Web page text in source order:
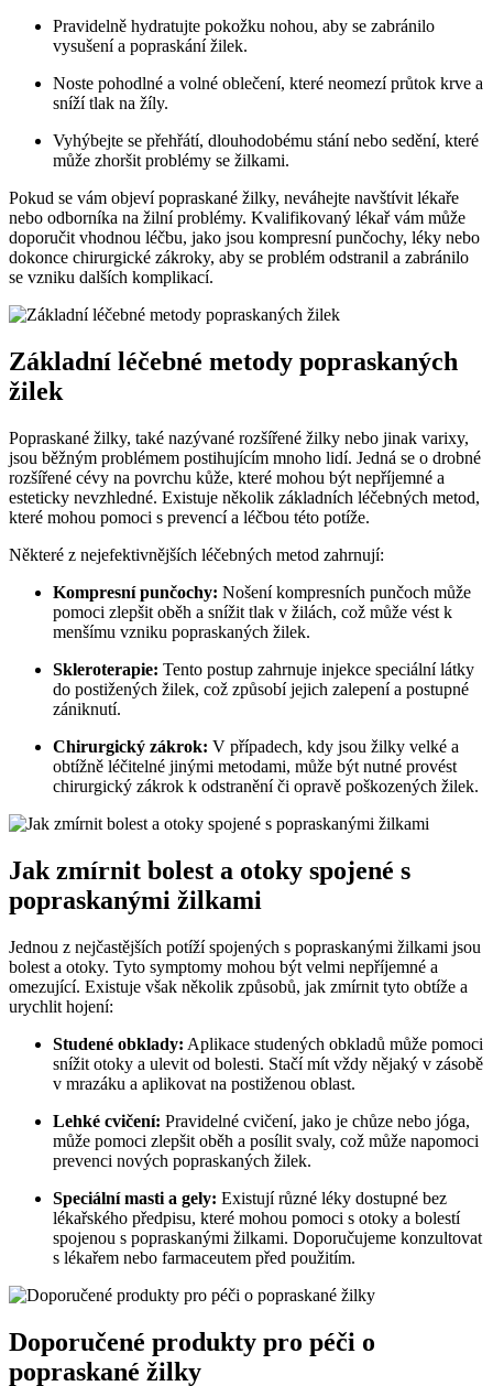
Pravidelně hydratujte pokožku nohou, aby se zabránilo
vysušení a popraskání žilek.
Noste pohodlné a volné oblečení, které neomezí průtok krve a
sníží tlak na žíly.
Vyhýbejte se přehřátí, dlouhodobému stání nebo sedění, které
může zhoršit problémy se žilkami.
Pokud se vám objeví popraskané žilky, neváhejte navštívit lékaře
nebo odborníka na žilní problémy. Kvalifikovaný lékař vám může
doporučit vhodnou léčbu, jako jsou kompresní punčochy, léky nebo
dokonce chirurgické zákroky, aby se problém odstranil a zabránilo
se vzniku dalších komplikací.
Základní léčebné metody popraskaných
žilek
Popraskané žilky, také nazývané rozšířené žilky nebo jinak varixy,
jsou běžným problémem postihujícím mnoho lidí. Jedná se o drobné
rozšířené cévy na povrchu kůže, které mohou být nepříjemné a
esteticky nevzhledné. Existuje několik základních léčebných metod,
které mohou pomoci s prevencí a léčbou této potíže.
Některé z nejefektivnějších léčebných metod zahrnují:
Kompresní punčochy: Nošení kompresních punčoch může
pomoci zlepšit oběh a snížit tlak v žilách, což může vést k
menšímu vzniku popraskaných žilek.
Skleroterapie: Tento postup zahrnuje injekce speciální látky
do postižených žilek, což způsobí jejich zalepení a postupné
zániknutí.
Chirurgický zákrok: V případech, kdy jsou žilky velké a
obtížně léčitelné jinými metodami, může být nutné provést
chirurgický zákrok k odstranění či opravě poškozených žilek.
Jak zmírnit bolest a otoky spojené s
popraskanými žilkami
Jednou z nejčastějších potíží spojených s popraskanými žilkami jsou
bolest a otoky. Tyto symptomy mohou být velmi nepříjemné a
omezující. Existuje však několik způsobů, jak zmírnit tyto obtíže a
urychlit hojení:
Studené obklady: Aplikace studených obkladů může pomoci
snížit otoky a ulevit od bolesti. Stačí mít vždy nějaký v zásobě
v mrazáku a aplikovat na postiženou oblast.
Lehké cvičení: Pravidelné cvičení, jako je chůze nebo jóga,
může pomoci zlepšit oběh a posílit svaly, což může napomoci
prevenci nových popraskaných žilek.
Speciální masti a gely: Existují různé léky dostupné bez
lékařského předpisu, které mohou pomoci s otoky a bolestí
spojenou s popraskanými žilkami. Doporučujeme konzultovat
s lékařem nebo farmaceutem před použitím.
Doporučené produkty pro péči o
popraskané žilky